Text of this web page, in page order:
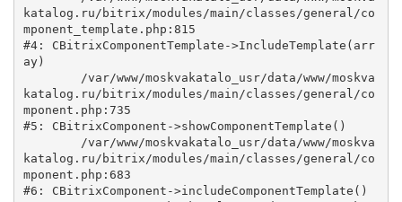
katalog.ru/bitrix/modules/main/classes/general/co
mponent_template.php:815
#4: CBitrixComponentTemplate->IncludeTemplate(arr
ay)
katalog.ru/bitrix/modules/main/classes/general/co
mponent.php:735
#5: CBitrixComponent->showComponentTemplate()
katalog.ru/bitrix/modules/main/classes/general/co
mponent.php:683
#6: CBitrixComponent->includeComponentTemplate()